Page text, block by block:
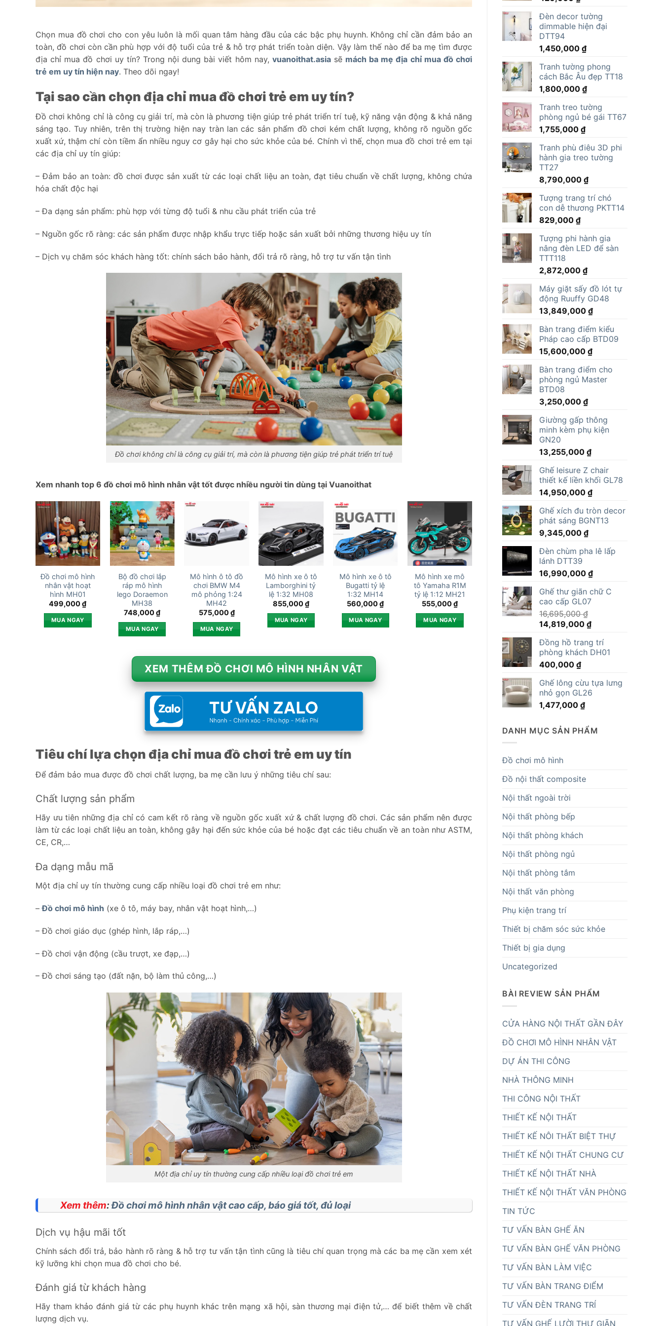
Chọn mua đồ chơi cho con yêu luôn là mối quan tâm hàng đầu của các bậc phụ huynh. Không chỉ cần đảm bảo an
toàn, đồ chơi còn cần phù hợp với độ tuổi của trẻ & hỗ trợ phát triển toàn diện. Vậy làm thế nào để ba mẹ tìm được
địa chỉ mua đồ chơi uy tín? Trong nội dung bài viết hôm nay, vuanoithat.asiasẽ mách ba mẹ địa chỉ mua đồ chơi
trẻ em uy tín hiện nay. Theo dõi ngay!
Tại sao cần chọn địa chỉ mua đồ chơi trẻ em uy tín?
Đồ chơi không chỉ là công cụ giải trí, mà còn là phương tiện giúp trẻ phát triển trí tuệ, kỹ năng vận động & khả năng
sáng tạo. Tuy nhiên, trên thị trường hiện nay tràn lan các sản phẩm đồ chơi kém chất lượng, không rõ nguồn gốc
xuất xứ, thậm chí còn tiềm ẩn nhiều nguy cơ gây hại cho sức khỏe của bé. Chính vì thế, chọn mua đồ chơi trẻ em tại
các địa chỉ uy tín giúp:
– Đảm bảo an toàn: đồ chơi được sản xuất từ các loại chất liệu an toàn, đạt tiêu chuẩn về chất lượng, không chứa
hóa chất độc hại
– Đa dạng sản phẩm: phù hợp với từng độ tuổi & nhu cầu phát triển của trẻ
– Nguồn gốc rõ ràng: các sản phẩm được nhập khẩu trực tiếp hoặc sản xuất bởi những thương hiệu uy tín
– Dịch vụ chăm sóc khách hàng tốt: chính sách bảo hành, đổi trả rõ ràng, hỗ trợ tư vấn tận tình
Đồ chơi không chỉ là công cụ giải trí, mà còn là phương tiện giúp trẻ phát triển trí tuệ
Xem nhanh top 6 đồ chơi mô hình nhân vật tốt được nhiều người tin dùng tại Vuanoithat
Đồ chơi mô hình
nhân vật hoạt
hình MH01
499,000₫
MUA NGAY
Bộ đồ chơi lắp
ráp mô hình
lego Doraemon
MH38
748,000₫
MUA NGAY
Mô hình ô tô đồ
chơi BMW M4
mô phỏng 1:24
MH42
575,000₫
MUA NGAY
Mô hình xe ô tô
Lamborghini tỷ
lệ 1:32 MH08
855,000₫
MUA NGAY
Mô hình xe ô tô
Bugatti tỷ lệ
1:32 MH14
560,000₫
MUA NGAY
Mô hình xe mô
tô Yamaha R1M
tỷ lệ 1:12 MH21
555,000₫
MUA NGAY
XEM THÊM ĐỒ CHƠI MÔ HÌNH NHÂN VẬT
Tiêu chí lựa chọn địa chỉ mua đồ chơi trẻ em uy tín
Để đảm bảo mua được đồ chơi chất lượng, ba mẹ cần lưu ý những tiêu chí sau:
Chất lượng sản phẩm
Hãy ưu tiên những địa chỉ có cam kết rõ ràng về nguồn gốc xuất xứ & chất lượng đồ chơi. Các sản phẩm nên được
làm từ các loại chất liệu an toàn, không gây hại đến sức khỏe của bé hoặc đạt các tiêu chuẩn về an toàn như ASTM,
CE, CR,…
Đa dạng mẫu mã
Một địa chỉ uy tín thường cung cấp nhiều loại đồ chơi trẻ em như:
–Đồ chơi mô hình (xe ô tô, máy bay, nhân vật hoạt hình,…)
– Đồ chơi giáo dục (ghép hình, lắp ráp,…)
– Đồ chơi vận động (cầu trượt, xe đạp,…)
– Đồ chơi sáng tạo (đất nặn, bộ làm thủ công,…)
Một địa chỉ uy tín thường cung cấp nhiều loại đồ chơi trẻ em
Xem thêm:Đồ chơi mô hình nhân vật cao cấp, báo giá tốt, đủ loại
Dịch vụ hậu mãi tốt
Chính sách đổi trả, bảo hành rõ ràng & hỗ trợ tư vấn tận tình cũng là tiêu chí quan trọng mà các ba mẹ cần xem xét
kỹ lưỡng khi chọn mua đồ chơi cho bé.
Đánh giá từ khách hàng
Hãy tham khảo đánh giá từ các phụ huynh khác trên mạng xã hội, sàn thương mại điện tử,… để biết thêm về chất
lượng dịch vụ.
Đèn decor tường
dimmable hiện đại
DTT94
1,450,000 ₫
Tranh tường phong
cách Bắc Âu đẹp TT18
1,800,000 ₫
Tranh treo tường
phòng ngủ bé gái TT67
1,755,000 ₫
Tranh phù điêu 3D phi
hành gia treo tường
TT27
8,790,000 ₫
Tượng trang trí chó
con dễ thương PKTT14
829,000 ₫
Tượng phi hành gia
nâng đèn LED để sàn
TTT118
2,872,000 ₫
Máy giặt sấy đồ lót tự
động Ruuffy GD48
13,849,000 ₫
Bàn trang điểm kiểu
Pháp cao cấp BTD09
15,600,000 ₫
Bàn trang điểm cho
phòng ngủ Master
BTD08
3,250,000 ₫
Giường gấp thông
minh kèm phụ kiện
GN20
13,255,000 ₫
Ghế leisure Z chair
thiết kế liền khối GL78
14,950,000 ₫
Ghế xích đu tròn decor
phát sáng BGNT13
9,345,000 ₫
Đèn chùm pha lê lấp
lánh DTT39
16,990,000 ₫
Ghế thư giãn chữ C
cao cấp GL07
16,695,000₫
Giá
là:
16,695,000 ₫.
14,819,000 ₫Giá
tại
là:
Đồng hồ trang trí
phòng khách DH01
400,000 ₫
Ghế lông cừu tựa lưng
nhỏ gọn GL26
1,477,000 ₫
DANH MỤC SẢN PHẨM
Đồ chơi mô hình
Đồ nội thất composite
Nội thất ngoài trời
Nội thất phòng bếp
Nội thất phòng khách
Nội thất phòng ngủ
Nội thất phòng tắm
Nội thất văn phòng
Phụ kiện trang trí
Thiết bị chăm sóc sức khỏe
Thiết bị gia dụng
Uncategorized
BÀI REVIEW SẢN PHẨM
CỬA HÀNG NỘI THẤT GẦN ĐÂY
ĐỒ CHƠI MÔ HÌNH NHÂN VẬT
DỰ ÁN THI CÔNG
NHÀ THÔNG MINH
THI CÔNG NỘI THẤT
THIẾT KẾ NỘI THẤT
THIẾT KẾ NÔI THẤT BIỆT THỰ
THIẾT KẾ NỘI THẤT CHUNG CƯ
THIẾT KẾ NỘI THẤT NHÀ
THIẾT KẾ NỘI THẤT VĂN PHÒNG
TIN TỨC
TƯ VẤN BÀN GHẾ ĂN
TƯ VẤN BÀN GHẾ VĂN PHÒNG
TƯ VẤN BÀN LÀM VIỆC
TƯ VẤN BÀN TRANG ĐIỂM
TƯ VẤN ĐÈN TRANG TRÍ
TƯ VẤN GHẾ LƯỜI THƯ GIÃN